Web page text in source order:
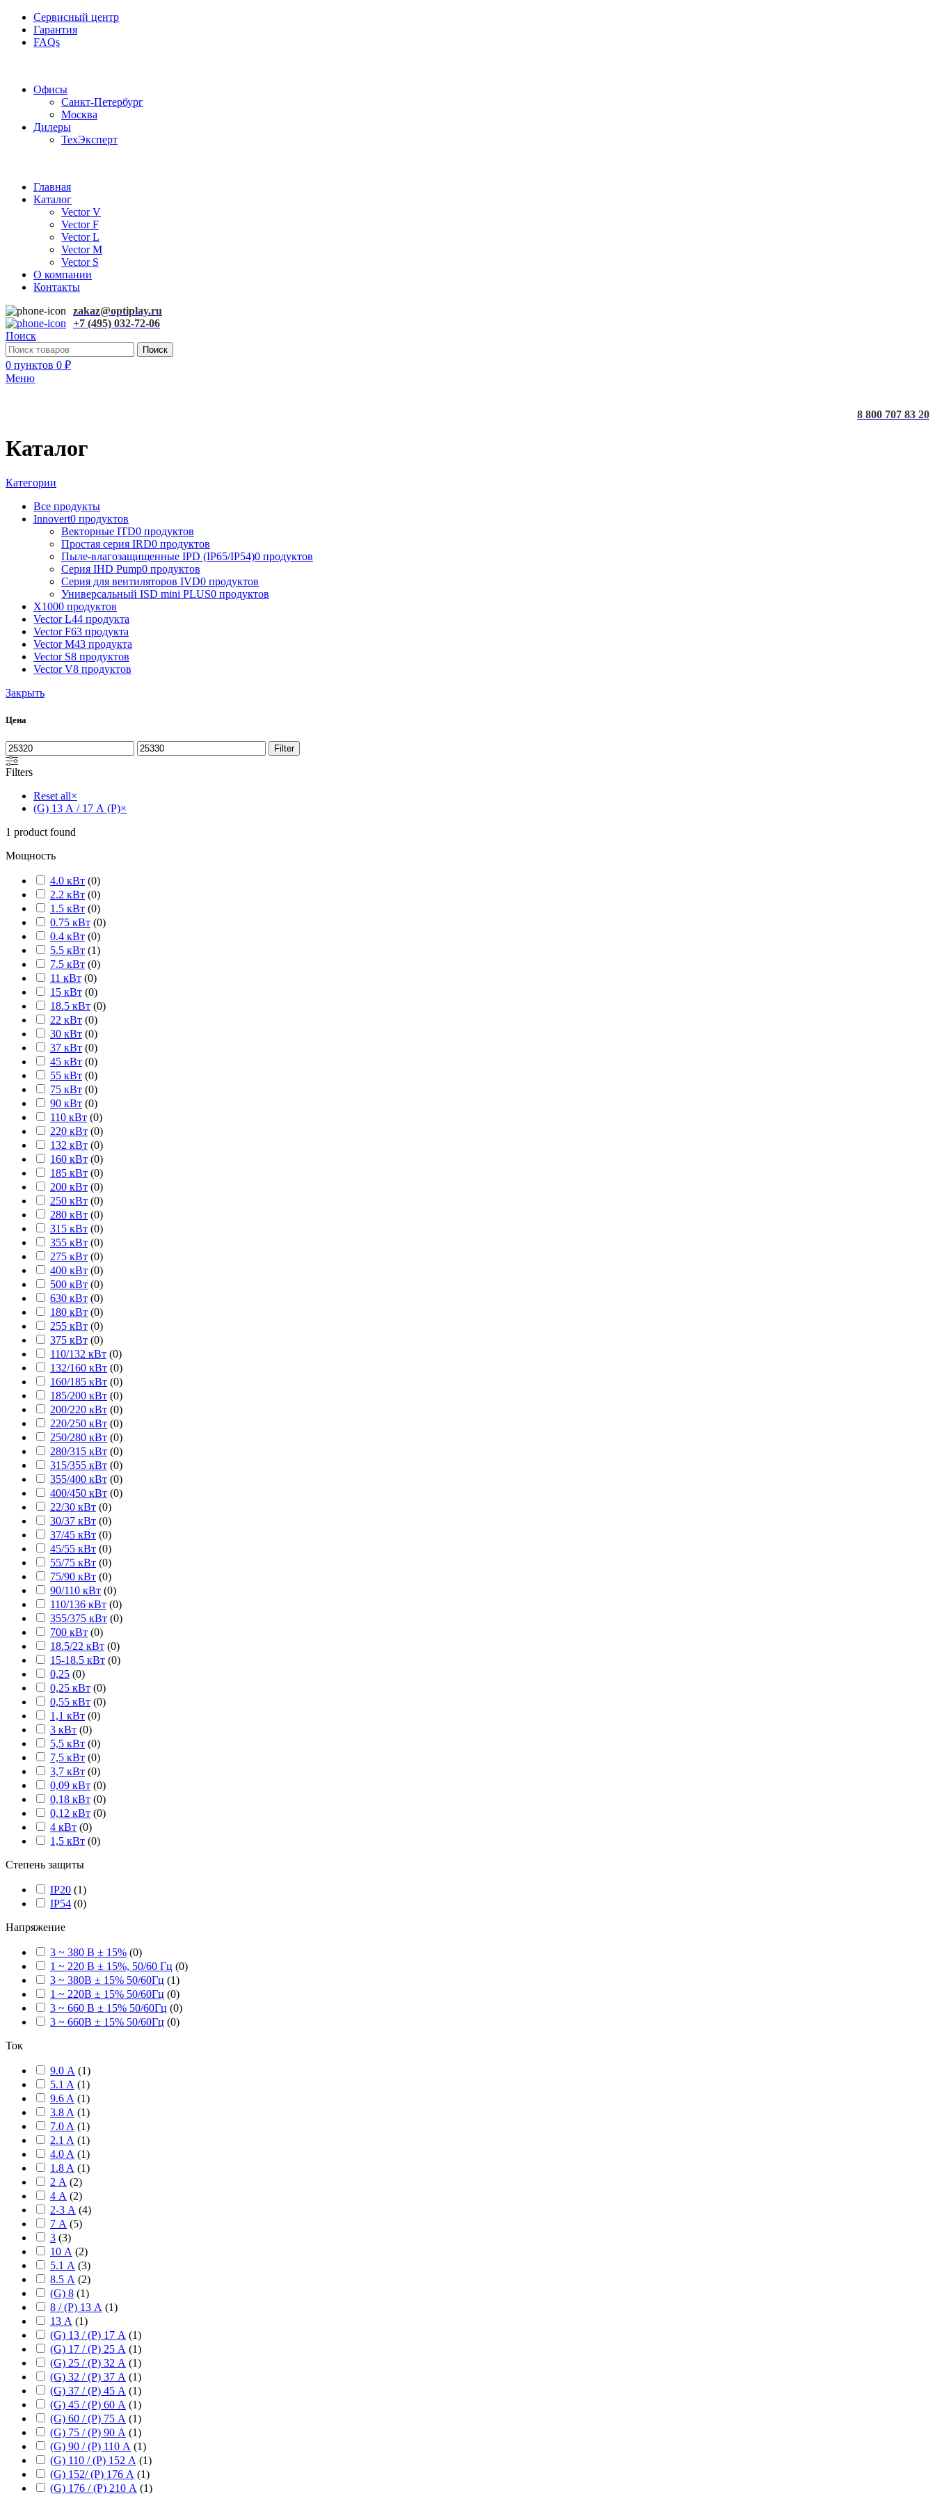
Сервисный центр
Гарантия
FAQs
Офисы
Санкт-Петербург
Москва
Дилеры
ТехЭксперт
Главная
Каталог
Vector V
Vector F
Vector L
Vector M
Vector S
О компании
Контакты
zakaz@optiplay.ru
+7 (495) 032-72-06
Поиск
Поиск
0 пунктов 0 ₽
Меню
8 800 707 83 20
Каталог
Категории
Все продукты
Innovert0 продуктов
Векторные ITD0 продуктов
Простая серия IRD0 продуктов
Пыле-влагозащищенные IPD (IP65/IP54)0 продуктов
Серия IHD Pump0 продуктов
Серия для вентиляторов IVD0 продуктов
Универсальный ISD mini PLUS0 продуктов
X1000 продуктов
Vector L44 продукта
Vector F63 продукта
Vector M43 продукта
Vector S8 продуктов
Vector V8 продуктов
Закрыть
Цена
Min
price
Max
price
Filter
Filters
Reset all×
(G) 13 А / 17 А (P)×
1 product found
Мощность
4.0 кВт (0)
2.2 кВт (0)
1.5 кВт (0)
0.75 кВт (0)
0.4 кВт (0)
5.5 кВт (1)
7.5 кВт (0)
11 кВт (0)
15 кВт (0)
18.5 кВт (0)
22 кВт (0)
30 кВт (0)
37 кВт (0)
45 кВт (0)
55 кВт (0)
75 кВт (0)
90 кВт (0)
110 кВт (0)
220 кВт (0)
132 кВт (0)
160 кВт (0)
185 кВт (0)
200 кВт (0)
250 кВт (0)
280 кВт (0)
315 кВт (0)
355 кВт (0)
275 кВт (0)
400 кВт (0)
500 кВт (0)
630 кВт (0)
180 кВт (0)
255 кВт (0)
375 кВт (0)
110/132 кВт (0)
132/160 кВт (0)
160/185 кВт (0)
185/200 кВт (0)
200/220 кВт (0)
220/250 кВт (0)
250/280 кВт (0)
280/315 кВт (0)
315/355 кВт (0)
355/400 кВт (0)
400/450 кВт (0)
22/30 кВт (0)
30/37 кВт (0)
37/45 кВт (0)
45/55 кВт (0)
55/75 кВт (0)
75/90 кВт (0)
90/110 кВт (0)
110/136 кВт (0)
355/375 кВт (0)
700 кВт (0)
18.5/22 кВт (0)
15-18.5 кВт (0)
0,25 (0)
0,25 кВт (0)
0,55 кВт (0)
1,1 кВт (0)
3 кВт (0)
5,5 кВт (0)
7,5 кВт (0)
3,7 кВт (0)
0,09 кВт (0)
0,18 кВт (0)
0,12 кВт (0)
4 кВт (0)
1,5 кВт (0)
Степень защиты
IP20 (1)
IP54 (0)
Напряжение
3 ~ 380 В ± 15% (0)
1 ~ 220 В ± 15%, 50/60 Гц (0)
3 ~ 380В ± 15% 50/60Гц (1)
1 ~ 220В ± 15% 50/60Гц (0)
3 ~ 660 В ± 15% 50/60Гц (0)
3 ~ 660В ± 15% 50/60Гц (0)
Ток
9.0 А (1)
5.1 A (1)
9.6 A (1)
3.8 A (1)
7.0 A (1)
2.1 A (1)
4.0 A (1)
1.8 A (1)
2 А (2)
4 А (2)
2-3 А (4)
7 А (5)
3 (3)
10 А (2)
5.1 А (3)
8.5 А (2)
(G) 8 (1)
8 / (P) 13 А (1)
13 А (1)
(G) 13 / (P) 17 А (1)
(G) 17 / (P) 25 А (1)
(G) 25 / (P) 32 А (1)
(G) 32 / (P) 37 А (1)
(G) 37 / (P) 45 А (1)
(G) 45 / (P) 60 А (1)
(G) 60 / (P) 75 А (1)
(G) 75 / (P) 90 А (1)
(G) 90 / (P) 110 А (1)
(G) 110 / (P) 152 А (1)
(G) 152/ (P) 176 А (1)
(G) 176 / (P) 210 А (1)